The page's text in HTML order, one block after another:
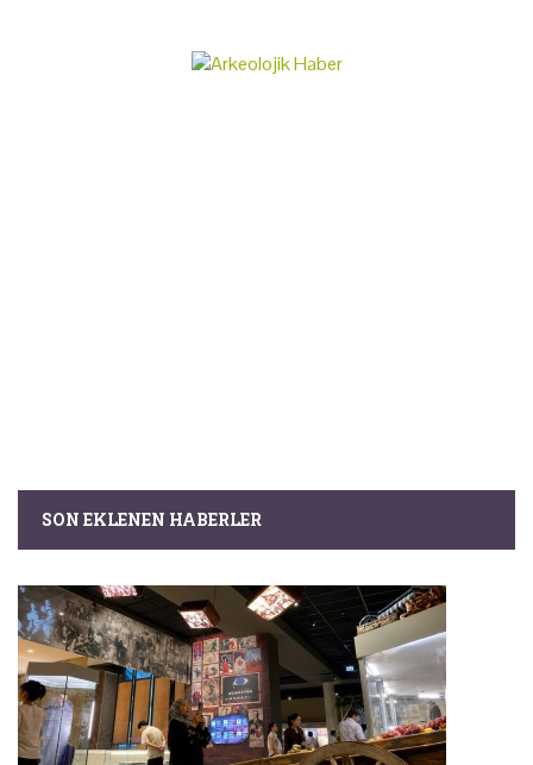
SON EKLENEN HABERLER